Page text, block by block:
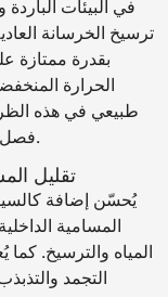
في البيئات
ترسيخ الخرسانة
بقدرة ممتازة
الحرارة
طبيعي في هذه
فصل الشتاء، ويُعد عاملًا أساسيًا في البناء الشتوي.
تقليل
يُحسّن إضافة
المسامية
المياه والترسيخ.
التجمد